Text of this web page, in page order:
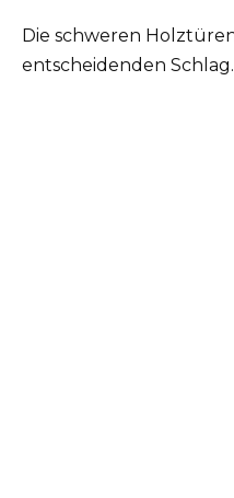
Die schweren
entscheidenden Schlag.